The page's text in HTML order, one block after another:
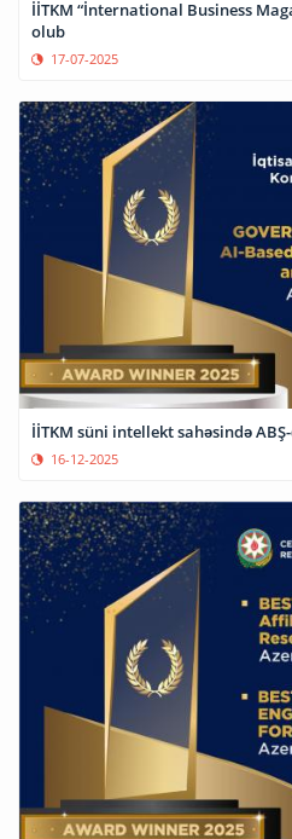
İİTKM “İnternational Business
olub
17-07-2025
İİTKM süni intellekt sahəsində
16-12-2025